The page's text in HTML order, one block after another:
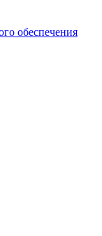
обеспечения